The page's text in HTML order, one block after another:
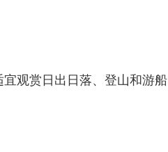
观赏日出日落、登山和游